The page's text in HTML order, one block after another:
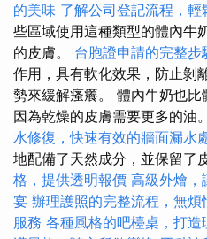
的美味 了解公司登記流程，輕
些區域使用這種類型的體內牛
的皮膚。 台胞證申請的完整步
作用，具有軟化效果，防止剝
勢來緩解瘙癢。 體內牛奶也比
因為乾燥的皮膚需要更多的油。
水修復，快速有效的牆面漏水
地配備了天然成分，並保留了
格，提供透明報價 高級外燴，
宴 辦理護照的完整流程，無煩
服務 各種風格的吧檯桌，打造